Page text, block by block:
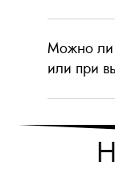
Можно ли
или при